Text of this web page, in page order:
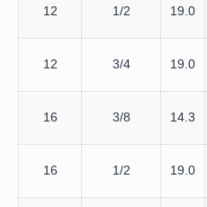
12 1/2 19.0
12 3/4 19.0
16 3/8 14.3
16 1/2 19.0